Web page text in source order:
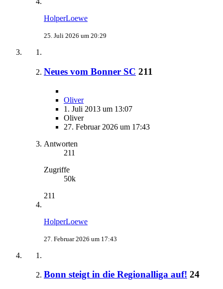
HolperLoewe
25. Juli 2026 um 20:29
Neues vom Bonner SC 211
Oliver
1. Juli 2013 um 13:07
Oliver
27. Februar 2026 um 17:43
Antworten
211
Zugriffe
50k
211
HolperLoewe
27. Februar 2026 um 17:43
Bonn steigt in die Regionalliga auf! 24